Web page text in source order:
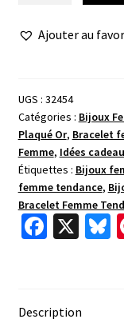
joncAjouter au
UGS : 32454
Catégories : Bijoux
Plaqué Or, Bracelet
Femme, Idées
Étiquettes : Bijoux
femme tendance,
Bracelet Femme
Fa
o
X
Description